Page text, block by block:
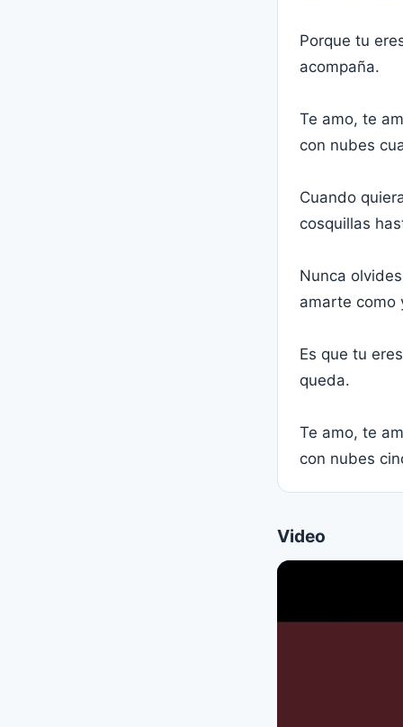
Porque tu
acompaña.
Te amo, te
con nubes
Cuando
cosquillas
Nunca
amarte como
Es que tu
queda.
Te amo, te
con nubes
Video